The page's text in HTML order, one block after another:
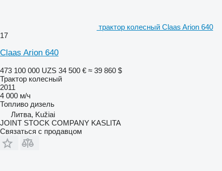
трактор колесный Claas Arion 640
17
Claas Arion 640
473 100 000 UZS 34 500 € ≈ 39 860 $
Трактор колесный
2011
4 000 м/ч
Топливо дизель
Литва, Kužiai
JOINT STOCK COMPANY KASLITA
Связаться с продавцом